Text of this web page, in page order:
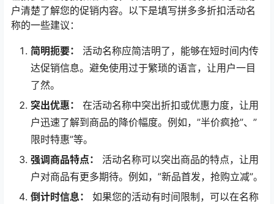
户清楚了解您的促销内容。以下是填写拼多多折扣活动名
称的一些建议：
简明扼要：
活动名称应简洁明了，能够在短时间内传
达促销信息。避免使用过于繁琐的语言，让用户一目
了然。
突出优惠：
在活动名称中突出折扣或优惠力度，让用
户迅速了解到商品的降价幅度。例如，”半价疯抢”、”
限时特惠”等。
强调商品特点：
活动名称可以突出商品的特点，让用
户对商品有更多期待。例如，”新品首发，抢购立减”。
倒计时信息：
如果您的活动有时间限制，可以在名称